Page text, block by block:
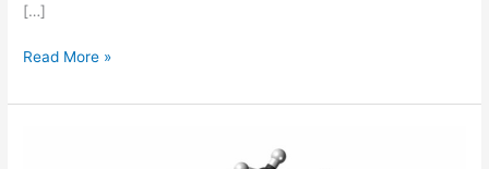
[…]
Kolesterol
dan
Read More »